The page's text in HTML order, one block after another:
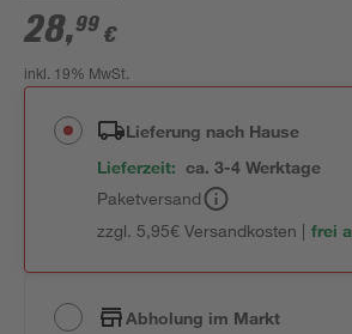
28,99 €
inkl. 19% MwSt.
Lieferung nach Hause
Lieferzeit: ca. 3-4 Werktage
Paketversand
zzgl. 5,95€ Versandkosten | frei
Abholung im Markt